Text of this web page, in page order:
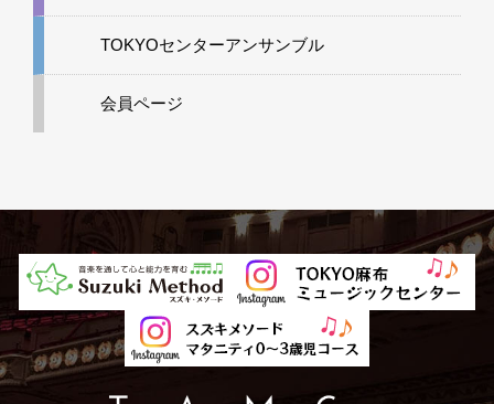
TOKYOセンターアンサンブル
会員ページ